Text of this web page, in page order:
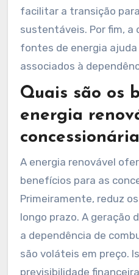
facilitar a transição
sustentáveis. Por fim, a
fontes de energia
associados à
Quais são os
energia
A energia renovável
benefícios para as
Primeiramente, reduz
longo prazo. A geração
a dependência de
são voláteis em preço.
previsibilidade